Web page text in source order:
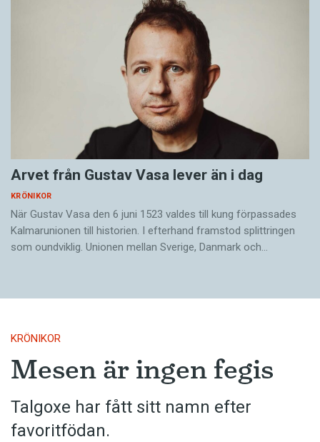
Arvet från Gustav Vasa lever än i dag
KRÖNIKOR
När Gustav Vasa den 6 juni 1523 ­valdes till kung förpassades
Kalmar­unionen till historien. I efterhand framstod splittringen
som ound­viklig. ­Unionen ­mellan Sverige, Danmark och…
KRÖNIKOR
Mesen är ingen fegis
Talgoxe har fått sitt namn efter
favoritfödan.